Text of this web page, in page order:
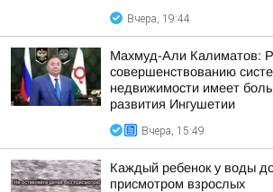
Вчера, 19:44
Махмуд-Али Калиматов:
совершенствованию
недвижимости имеет
развития Ингушетии
Вчера, 15:49
Каждый ребенок у воды
присмотром взрослых